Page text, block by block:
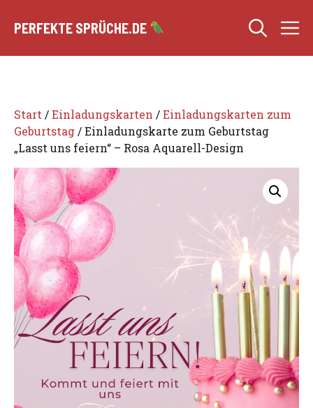
Inhalt
PERFEKTE SPRÜCHE.DE
Start /Einladungskarten /Einladungskarten zum
Geburtstag / Einladungskarte zum Geburtstag
„Lasst uns feiern“ – Rosa Aquarell-Design